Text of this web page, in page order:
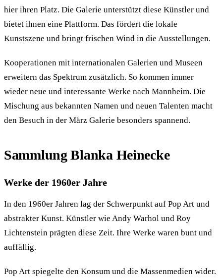
hier ihren Platz. Die Galerie unterstützt diese Künstler und
bietet ihnen eine Plattform. Das fördert die lokale
Kunstszene und bringt frischen Wind in die Ausstellungen.
Kooperationen mit internationalen Galerien und Museen
erweitern das Spektrum zusätzlich. So kommen immer
wieder neue und interessante Werke nach Mannheim. Die
Mischung aus bekannten Namen und neuen Talenten macht
den Besuch in der März Galerie besonders spannend.
Sammlung Blanka Heinecke
Werke der 1960er Jahre
In den 1960er Jahren lag der Schwerpunkt auf Pop Art und
abstrakter Kunst. Künstler wie Andy Warhol und Roy
Lichtenstein prägten diese Zeit. Ihre Werke waren bunt und
auffällig.
Pop Art spiegelte den Konsum und die Massenmedien wider.